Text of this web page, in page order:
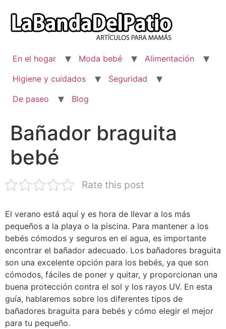
contenido
En el hogar Moda bebé
Alimentación
Higiene y cuidados
Seguridad
De paseo
Blog
Bañador braguita
bebé
Rate this post
El verano está aquí y es hora de llevar a los más
pequeños a la playa o la piscina. Para mantener a los
bebés cómodos y seguros en el agua, es importante
encontrar el bañador adecuado. Los bañadores braguita
son una excelente opción para los bebés, ya que son
cómodos, fáciles de poner y quitar, y proporcionan una
buena protección contra el sol y los rayos UV. En esta
guía, hablaremos sobre los diferentes tipos de
bañadores braguita para bebés y cómo elegir el mejor
para tu pequeño.